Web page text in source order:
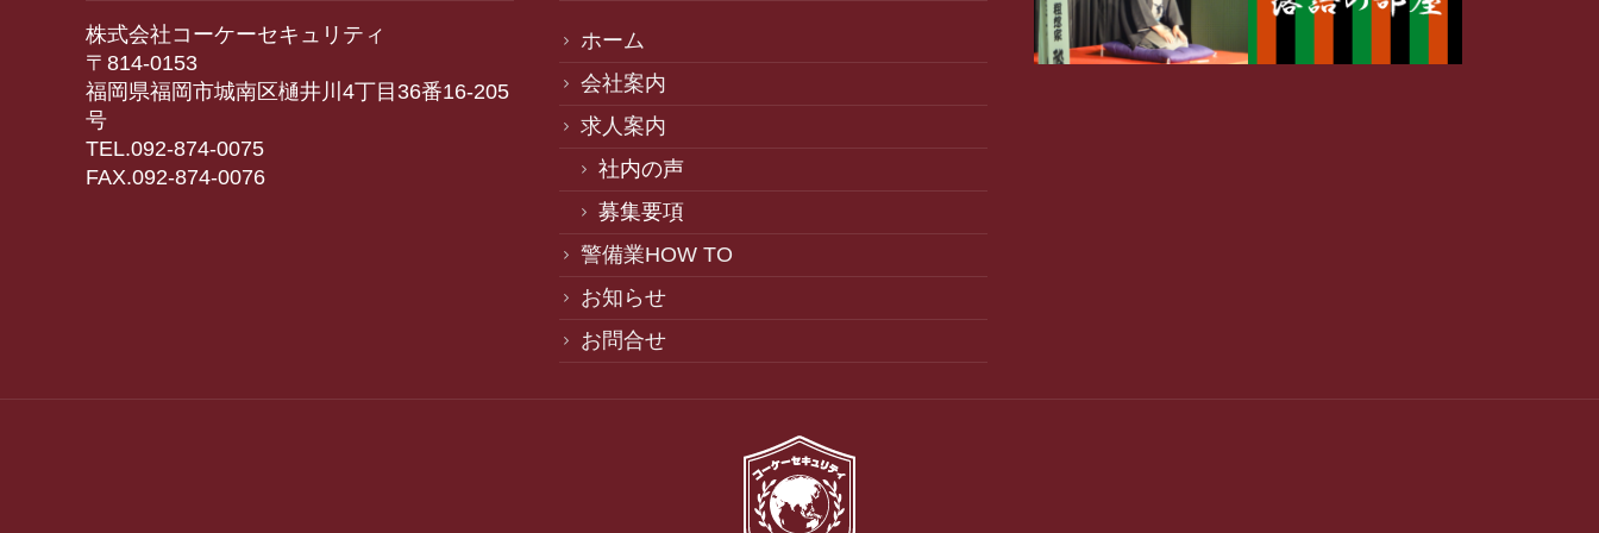
株式会社コーケーセキュリティ
〒814-0153
福岡県福岡市城南区樋井川4丁目36番16-205
号
TEL.092-874-0075
FAX.092-874-0076
ホーム
会社案内
求人案内
社内の声
募集要項
警備業HOW TO
お知らせ
お問合せ